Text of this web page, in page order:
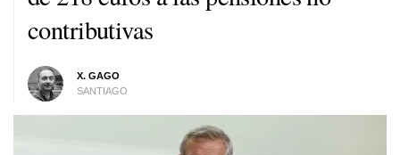
contributivas
X. GAGO
SANTIAGO